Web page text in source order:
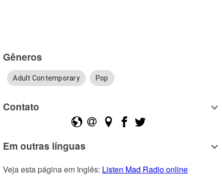
Gêneros
Adult Contemporary Pop
Contato
Em outras línguas
Veja esta página em Inglês: Listen Mad Radio online